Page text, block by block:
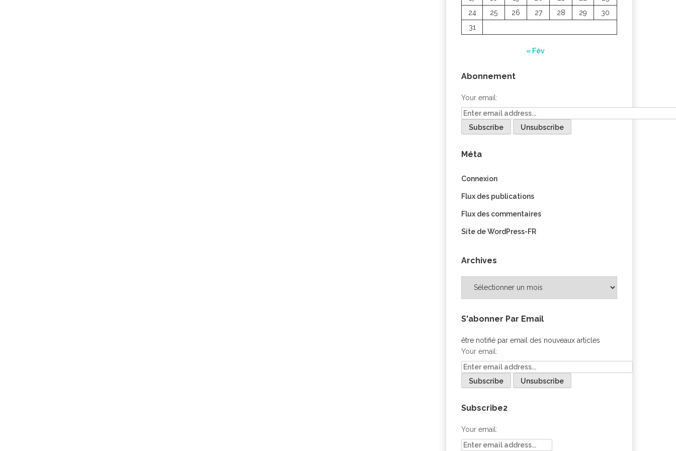
24
25 26 27 28 29
30
31
« Fév
Abonnement
Your email:
Méta
Connexion
Flux des publications
Flux des commentaires
Site de WordPress-FR
Archives
S'abonner Par Email
être notifié par email des nouveaux articles
Your email:
Subscribe2
Your email: